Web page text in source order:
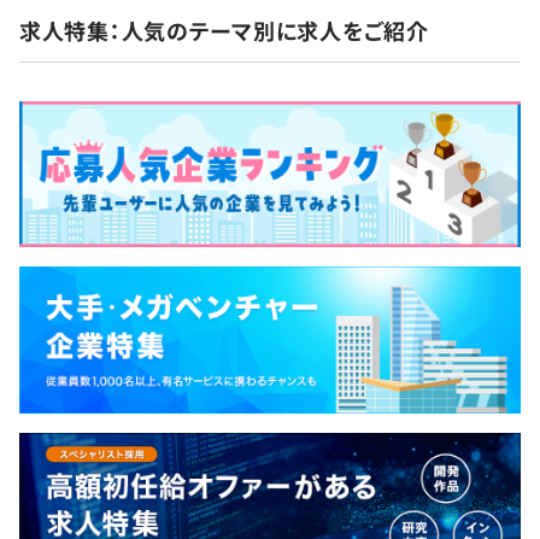
【開発環境】
・Webフレームワーク：Rails、React
・DB、MySQL、Redis
・インフラ：Docker、Terraform、Kubernetes、AWS
・ソースコード管理：Git
・プロジェクト管理：Github、ZenHub
・情報共有ツール：Slack
・ユーザーに価値を届けられているのかという点も評価軸
にしています。
・結果だけではなく、実行計画を遂行できたのかという点
も評価対象にしています。
・上長と目標設定と振り返りをもとに評価をおこなってい
ます。
求人特集：人気のテーマ別に求人をご紹介